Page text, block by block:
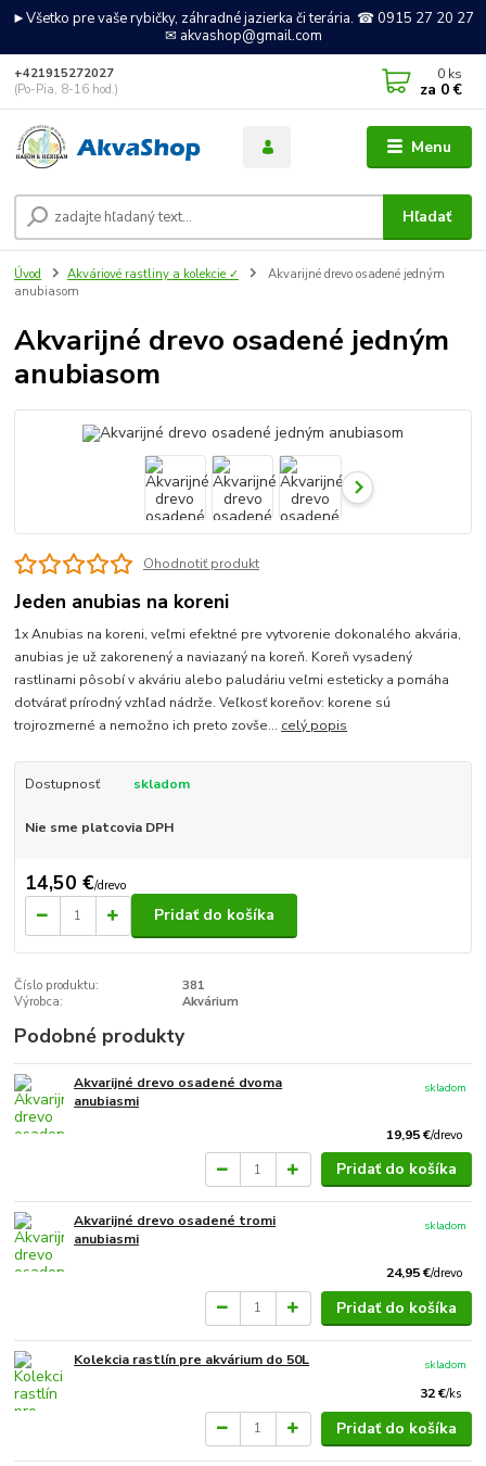
►Všetko pre vaše rybičky, záhradné jazierka či terária. ☎ 0915 27 20 27
✉ akvashop@gmail.com
Menu
Hľadať
+421915272027
(Po-Pia, 8-16 hod.)
0 ks
za 0 €
Úvod Akváriové rastliny a kolekcie ✓
Akvarijné drevo osadené jedným
anubiasom
Akvarijné drevo osadené jedným
anubiasom
Ohodnotiť produkt
Jeden anubias na koreni
1x Anubias na koreni, veľmi efektné pre vytvorenie dokonalého akvária,
anubias je už zakorenený a naviazaný na koreň. Koreň vysadený
rastlinami pôsobí v akváriu alebo paludáriu veľmi esteticky a pomáha
dotvárať prírodný vzhľad nádrže. Veľkosť koreňov: korene sú
trojrozmerné a nemožno ich preto zovše... celý popis
Dostupnosť skladom
Nie sme platcovia DPH
14,50 €/drevo
Pridať do košíka
Číslo produktu:
381
Výrobca:
Akvárium
Podobné produkty
Akvarijné drevo osadené dvoma
anubiasmi
19,95 €/drevo
skladom
Pridať do košíka
Akvarijné drevo osadené tromi
anubiasmi
24,95 €/drevo
skladom
Pridať do košíka
Kolekcia rastlín pre akvárium do 50L
32 €/ks
skladom
Pridať do košíka